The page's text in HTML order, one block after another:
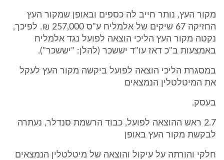
מקור העץ, נותר חייב לה כספים ובאופן שמקור העץ
החזיקה 67 שיקים של אלמליח ע"ס 257,000 ₪. לפיכך,
נקטה מקור העץ הליכי הוצאה לפועל נגד אלמליח
באמצעות ב"כ דאז עו"ד יששכר (להלן: "יששכר").
במסגרת הליכי הוצאה לפועל ביקשה מקור העץ לעקל
את המיטלטלין הנמצאים
בעסק.
2.7 ראש ההוצאה לפועל, כבוד הרשמת סנדלר, נעתרה
לבקשת מקור העץ באופן
חלקי והורתה על עיקול והוצאה של מיטלטלין הנמצאים